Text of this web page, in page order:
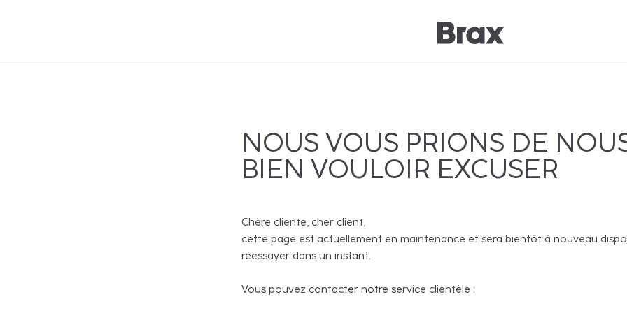
NOUS VOUS PRIONS DE
BIEN VOULOIR EXCUSER
Chère cliente, cher client,
cette page est actuellement en maintenance et sera bientôt à nouveau
réessayer dans un instant.
Vous pouvez contacter notre service clientèle :